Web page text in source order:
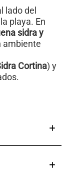
lado del
playa. En
sidra y
ambiente
Cortina) y